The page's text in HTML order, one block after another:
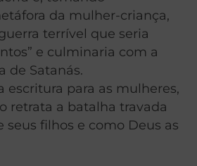
da mulher-criança,
terrível que seria
e culminaria com a
de Satanás.
escritura para as mulheres,
retrata a batalha travada
seus filhos e como Deus as